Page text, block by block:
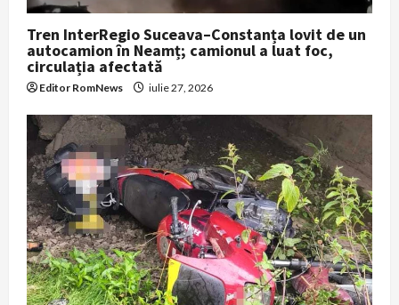
Tren InterRegio Suceava–Constanța lovit de un
autocamion în Neamț; camionul a luat foc,
circulația afectată
Editor RomNews iulie 27, 2026